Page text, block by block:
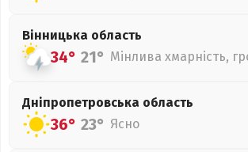
Вінницька область
34° 21° Мінлива хмарність,
Дніпропетровська область
36° 23° Ясно